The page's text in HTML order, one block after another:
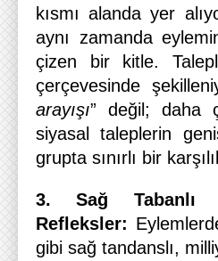
kısmı alanda yer
aynı zamanda
çizen bir kitle.
çerçevesinde
arayışı” değil; daha
siyasal taleplerin
grupta sınırlı bir
3. Sağ Tabanlı
Refleksler:
gibi sağ tandanslı,